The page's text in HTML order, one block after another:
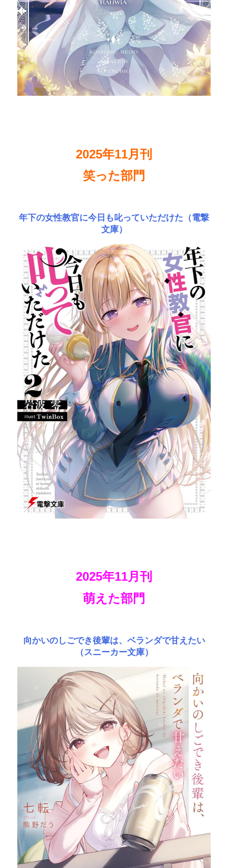
2025年11月刊
笑った部門
年下の女性教官に今日も叱っていただけた（電撃
文庫）
2025年11月刊
萌えた部門
向かいのしごでき後輩は、ベランダで甘えたい
（スニーカー文庫）